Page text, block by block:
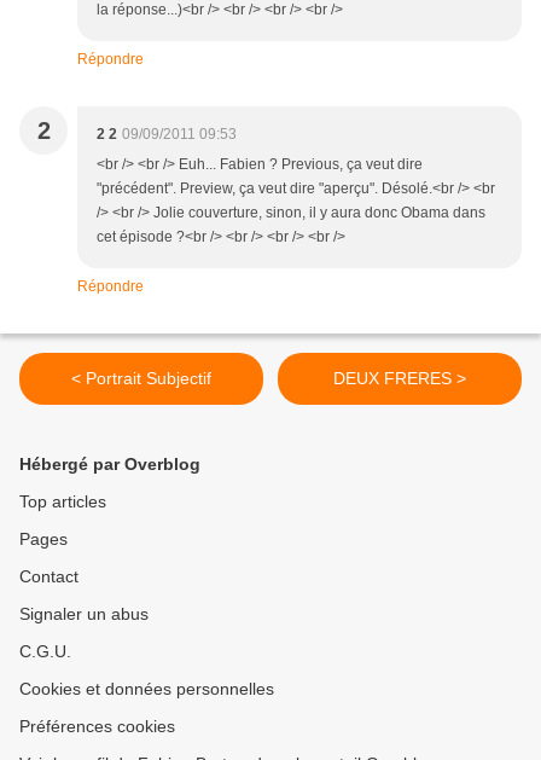
la réponse...)<br /> <br /> <br /> <br />
Répondre
2 2 2 09/09/2011 09:53
<br /> <br /> Euh... Fabien ? Previous, ça veut dire
"précédent". Preview, ça veut dire "aperçu". Désolé.<br /> <br
/> <br /> Jolie couverture, sinon, il y aura donc Obama dans
cet épisode ?<br /> <br /> <br /> <br />
Répondre
< Portrait Subjectif DEUX FRERES >
Hébergé par Overblog
Top articles
Pages
Contact
Signaler un abus
C.G.U.
Cookies et données personnelles
Préférences cookies